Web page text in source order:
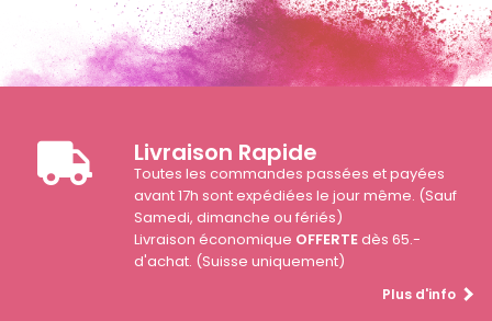
Livraison Rapide
Toutes les commandes passées et payées
avant 17h sont expédiées le jour même. (Sauf
Samedi, dimanche ou fériés)
Livraison économique OFFERTEdès 65.-
d'achat. (Suisse uniquement)
Plus d'info